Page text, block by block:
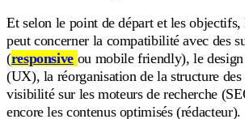
Et selon le point de départ et les
peut concerner la compatibilité avec des
(responsive ou mobile friendly), le
(UX), la réorganisation de la structure
visibilité sur les moteurs de recherche
encore les contenus optimisés (rédacteur).